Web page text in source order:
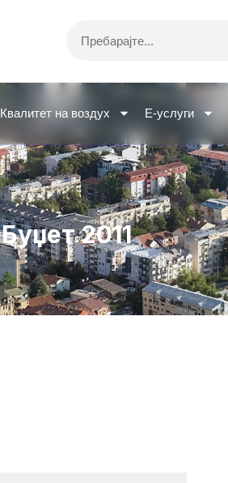
Квалитет на воздух Е-услуги
Буџет 2011